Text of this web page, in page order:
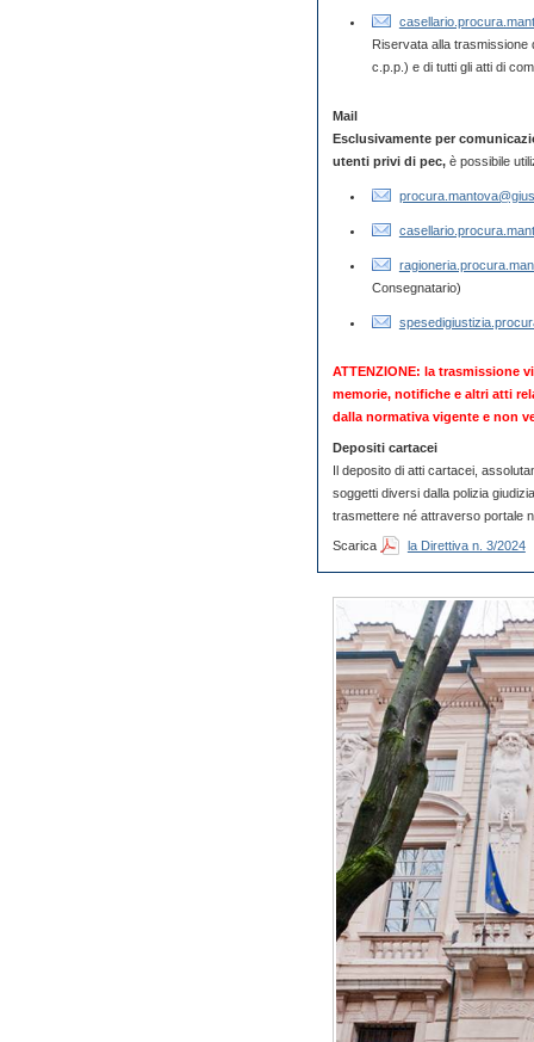
Riservata alla trasmissione
c.p.p.) e di tutti gli atti di
Mail
Esclusivamente per
utenti privi di pec,è possibile
Consegnatario)
ATTENZIONE: la trasmissione
memorie, notifiche e altri atti
dalla normativa vigente e non
Depositi cartacei
Il deposito di atti cartacei,
soggetti diversi dalla polizia
trasmettere né attraverso portale
Scarica la Direttiva n. 3/2024